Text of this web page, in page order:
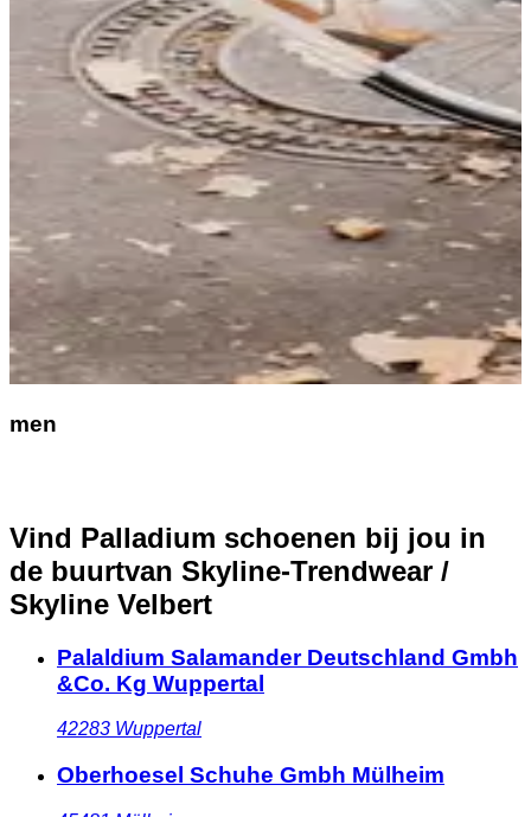
men
Vind Palladium schoenen bij jou in
de buurtvan Skyline-Trendwear /
Skyline Velbert
Palaldium Salamander Deutschland Gmbh
&Co. Kg Wuppertal
42283 Wuppertal
Oberhoesel Schuhe Gmbh Mülheim